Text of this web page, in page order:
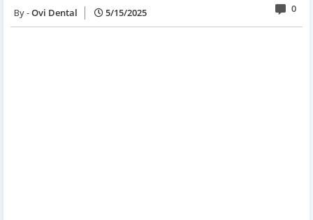
Ovi Dental 5/15/2025 0